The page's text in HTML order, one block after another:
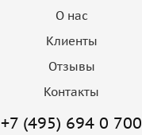
О нас
Клиенты
Отзывы
Контакты
+7 (495) 694 0 700